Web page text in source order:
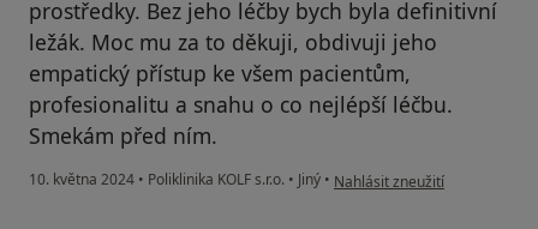
prostředky. Bez jeho léčby bych byla definitivní
ležák. Moc mu za to děkuji, obdivuji jeho
empatický přístup ke všem pacientům,
profesionalitu a snahu o co nejlépší léčbu.
Smekám před ním.
10. května 2024 • Poliklinika KOLF s.r.o. • Jiný • podle názoru uživatele
Nahlásit zneužití